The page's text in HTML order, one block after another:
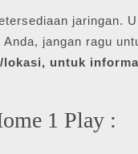
jaringan.
jangan ragu
lokasi, untuk
1 Play :